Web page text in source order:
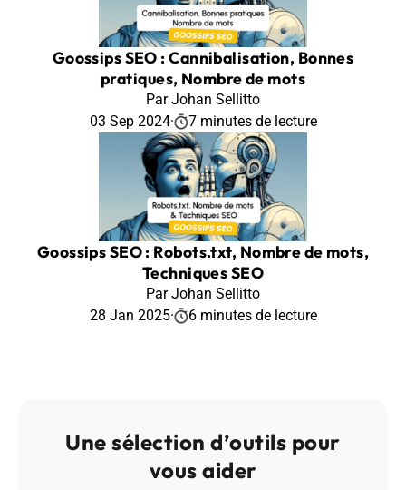
Goossips SEO : Cannibalisation, Bonnes
pratiques, Nombre de mots
Par Johan Sellitto
03 Sep 2024· 7 minutes de lecture
Goossips SEO : Robots.txt, Nombre de mots,
Techniques SEO
Par Johan Sellitto
28 Jan 2025· 6 minutes de lecture
Une sélection d’outils pour
vous aider